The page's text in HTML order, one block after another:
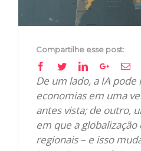
Compartilhe esse post:
Facebook
TwitterLinkedinGoogle+
De um lado, a IA
economias em uma
antes vista; de outro,
em que a globalização
regionais – e isso